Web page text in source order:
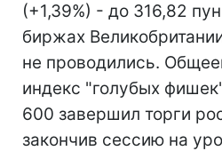
(+1,39%) - до 316,82
биржах
не проводились.
индекс "голубых
600 завершил торги
закончив сессию на